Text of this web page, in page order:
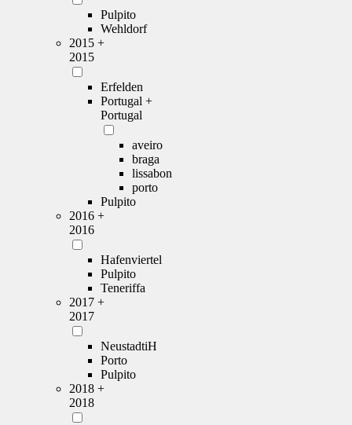
Pulpito
Wehldorf
2015 +
2015
Erfelden
Portugal +
Portugal
aveiro
braga
lissabon
porto
Pulpito
2016 +
2016
Hafenviertel
Pulpito
Teneriffa
2017 +
2017
NeustadtiH
Porto
Pulpito
2018 +
2018